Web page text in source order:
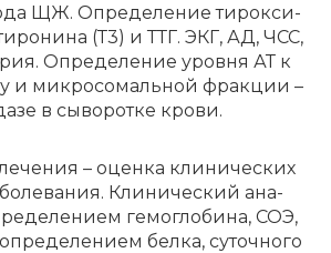
ЩЖ. Опре­де­ле­ние ти­рок­си­
(Т3) и ТТГ. ЭКГ, АД, ЧСС,
Опре­де­ле­ние уров­ня АТ к
и ми­кро­со­маль­ной фрак­ции –
в сы­во­рот­ке кро­ви.
– оцен­ка кли­ни­че­ских
Кли­ни­че­ский ана­
ге­мо­гло­би­на, СОЭ,
бел­ка, су­точ­но­го